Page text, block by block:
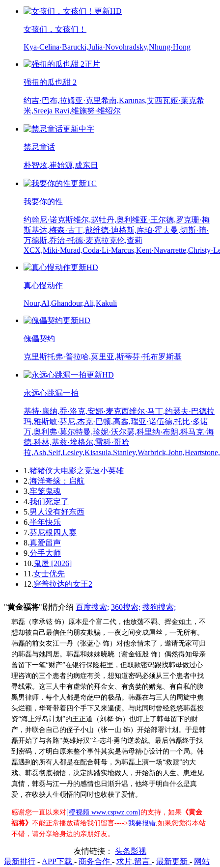
更新HD
女孩们，女孩们！
Kya-Celina·Barucki,Julia·Novohradsky,Nhung·Hong
正片
强扭的瓜也甜 2
约吉·巴布,拉姆亚·克里希南,Karunas,艾西瓦娅·莱克希
米,Sreeja Ravi,维施努·维绍尔
更新中字
禁忌童话
朴智炫,崔始源,成东日
更新TC
我要你的性
约翰尼·诺克斯维尔,赵牡丹,奥利维亚·王尔德,罗克珊·梅
斯基达,梅森·古丁,戴维德·迪格斯,库珀·霍夫曼,切斯·隋·
万德斯,乔治·托德·麦克拉克伦,查莉
更新HD
真心慢动作
Nour,Al,Ghandour,Ali,Kakuli
更新HD
傀儡契约
克里斯托弗·普拉哈,莫里亚,斯蒂芬·托布罗斯基
更新HD
永远心跳漏一拍
基特·康纳,乔·洛克,安娜·麦克西维尔·马丁,约瑟夫·巴德拉
玛,雅斯敏·芬尼,杰克·巴顿,高鑫,瑞亚·诺伍德,托比·多诺
万,奥利弗·莫尔特曼,珍妮·沃尔瑟,科里纳·布朗,科马克·海
德-科林,基兹·埃格尔,雷科·哥哈
拉
1.猪猪侠大电影之竞速小英雄
2.海洋奇缘：启航
3.牢笼鬼魂
4.我们死定了
5.男人没有好东西
6.半年快乐
7.芬尼根四人赛
8.真爱留声
9.分手大师
10.鬼屋 [2026]
11.女士优先
12.穿普拉达的女王2
"黄金福将"剧情介绍 百度搜索; 360搜索; 搜狗搜索;
韩磊（李承铉 饰）原本是个富二代，他放荡不羁、挥金如土，不
想却被自己最信任的朋友欺骗，一夜之间变成屌丝，一无所有。
韩磊的前女友江一丹（张蓝心 饰）对他余情未了，邀请无家可归
的韩磊与她同居。韩磊和妹妹晓晓（谢金钰殷 饰）偶然得知母亲
曾留下一笔“财产”在银行保险柜里，但取款密码跟找韩母做过心
理咨询的三个患者的病症有关，想知道密码必须从三个患者中找
寻线索。这三人中有虚荣的拜金女、有贪婪的赌鬼、有自私的腹
黑男律师，每个人都是奇葩中的极品。韩磊在与三人的周旋中焦
头烂额，华哥带着四个手下又来逼债。与此同时曾经忽悠韩磊投
资“海上浮岛计划”的王正道（刘桦 饰）也盯上了韩母留下的财
产，并联合自己的侄子小山（张一山 饰）开始部署计划。于是韩
磊开始了与各路“英雄好汉”斗志斗勇的逆袭战。最后韩磊终于找
到密码，才明白原来整个事件其实是韩母精心设计的一个局。韩
磊遇到的所有人都是在配合韩母，为韩磊上演一场“救赎”的大
戏。韩磊彻底顿悟，决定脚踏实地做人，开始新的人生。患难见
真情，韩磊与江一丹的感情也日渐升温，他终于明白什么是真
爱，在收获人生领悟的同时也收获了爱情。
感谢您一直以来对[橙视频 www.cspwz.com] 的支持，如果 《黄金
福将》 不能正常播放请给我们留言---->我要报错,如果您觉得本站
不错，请分享给身边的亲朋好友。
友情链接： 头条影视
最新排行 - APP下载 - 商务合作 - 求片,留言 - 最新更新 - 网站